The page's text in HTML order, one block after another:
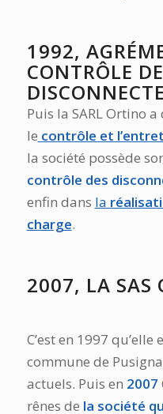
1992,
CONTRÔLE
Puis la SARL Ortino
le contrôle et
la société possède
contrôle des
enfin dans la
charge.
2007, LA SAS
C’est en 1997
commune de
actuels. Puis en 2007
rênes de la société